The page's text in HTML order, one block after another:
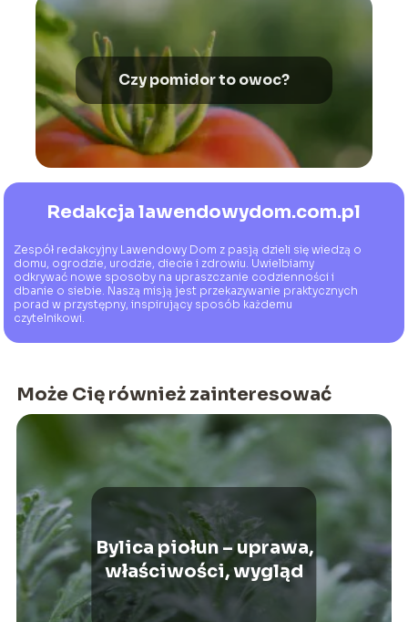
Czy pomidor to owoc?
Redakcja lawendowydom.com.pl
Zespół redakcyjny Lawendowy Dom z pasją dzieli się wiedzą o
domu, ogrodzie, urodzie, diecie i zdrowiu. Uwielbiamy
odkrywać nowe sposoby na upraszczanie codzienności i
dbanie o siebie. Naszą misją jest przekazywanie praktycznych
porad w przystępny, inspirujący sposób każdemu
czytelnikowi.
Może Cię również zainteresować
Bylica piołun – uprawa,
właściwości, wygląd